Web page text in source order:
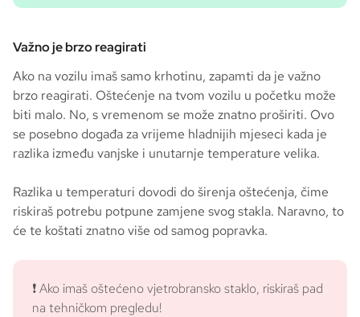
Važno je brzo reagirati
Ako na vozilu imaš samo krhotinu, zapamti da je važno
brzo reagirati. Oštećenje na tvom vozilu u početku može
biti malo. No, s vremenom se može znatno proširiti. Ovo
se posebno događa za vrijeme hladnijih mjeseci kada je
razlika između vanjske i unutarnje temperature velika.
Razlika u temperaturi dovodi do širenja oštećenja, čime
riskiraš potrebu potpune zamjene svog stakla. Naravno, to
će te koštati znatno više od samog popravka.
❗ Ako imaš oštećeno vjetrobransko staklo, riskiraš pad
na tehničkom pregledu!